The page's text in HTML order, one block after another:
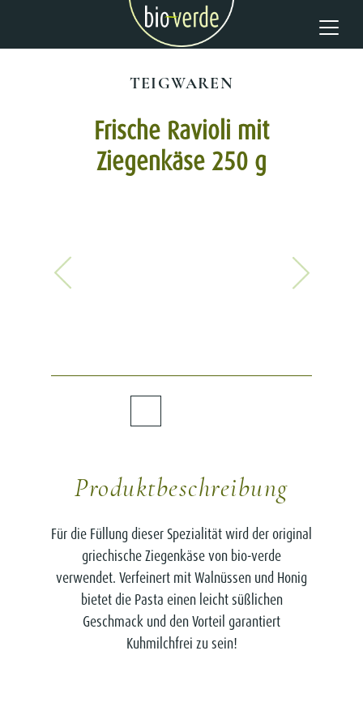
TEIGWAREN
Frische Ravioli mit
Ziegenkäse 250 g
Produktbeschreibung
Für die Füllung dieser Spezialität wird der original
griechische Ziegenkäse von bio-verde
verwendet. Verfeinert mit Walnüssen und Honig
bietet die Pasta einen leicht süßlichen
Geschmack und den Vorteil garantiert
Kuhmilchfrei zu sein!